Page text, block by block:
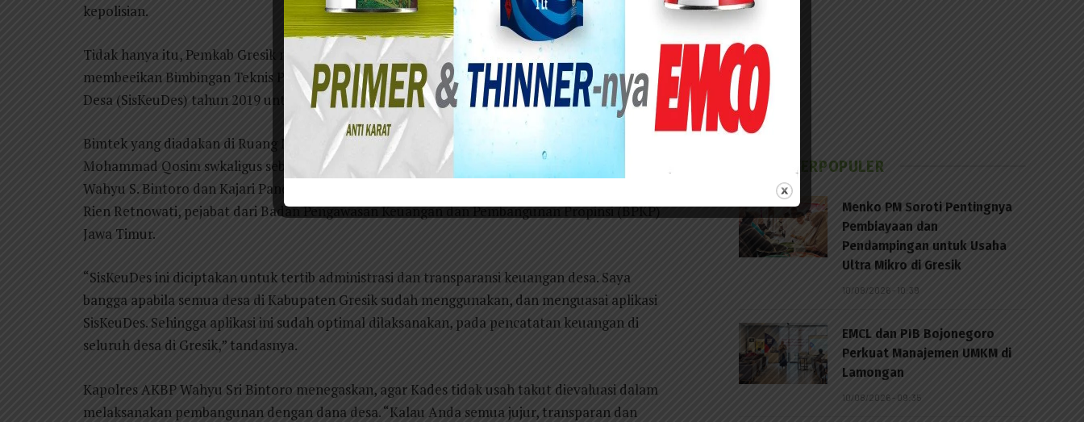
kepolisian.
Tidak hanya itu, Pemkab Gresik melalui Dinas Pemberdayaan Masyarakat dan Desa
membeeikan Bimbingan Teknis Pengelolaan Keuangan Desa dengan Aplikasi Sistem Keuangan
Desa (SisKeuDes) tahun 2019 untuk para kepala desa se Kabupaten Gresik.
Bimtek yang diadakan di Ruang Mandala Bakti Praja, Kamis (28/2), dibuka Wakil Bupati Dr.
Mohammad Qosim swkaligus sebagai pemateri. Pembicara lainnya adalah Kapolres AKBP
Wahyu S. Bintoro dan Kajari Pandu Pramukartika, SH. Juga hadir sebagai nara sumber, adalah
Rien Retnowati, pejabat dari Badan Pengawasan Keuangan dan Pembangunan Propinsi (BPKP)
Jawa Timur.
“SisKeuDes ini diciptakan untuk tertib administrasi dan transparansi keuangan desa. Saya
bangga apabila semua desa di Kabupaten Gresik sudah menggunakan, dan menguasai aplikasi
SisKeuDes. Sehingga aplikasi ini sudah optimal dilaksanakan, pada pencatatan keuangan di
seluruh desa di Gresik,” tandasnya.
Kapolres AKBP Wahyu Sri Bintoro menegaskan, agar Kades tidak usah takut dievaluasi dalam
melaksanakan pembangunan dengan dana desa. “Kalau Anda semua jujur, transparan dan
BERITA TERPOPULER
Menko PM Soroti Pentingnya
Pembiayaan dan
Pendampingan untuk Usaha
Ultra Mikro di Gresik
10/08/2026 - 10:39
EMCL dan PIB Bojonegoro
Perkuat Manajemen UMKM di
Lamongan
10/08/2026 - 09:35